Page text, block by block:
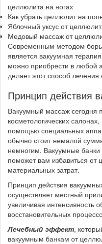
целлюлита на ногах
Как убрать целлюлит на
Яблочный уксус от
Медовый массаж от
Современным методом
является вакуумная
можно приобрести в любой
делает этот способ
Принцип действия
Вакуумный массаж сегодня
косметологических
помощью специальных
обычно стоит немалой
немногим. Вакуумные банки
поможет вам избавиться от
материальных затрат.
Принцип действия
осуществляет местный
увеличивая интенсивность
восстановительных
Лечебный эффект,
вакуумным банкам от